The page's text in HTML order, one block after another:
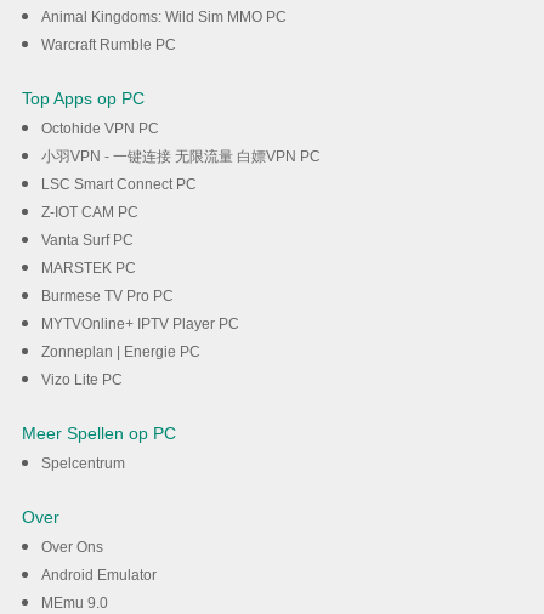
Animal Kingdoms: Wild Sim MMO PC
Warcraft Rumble PC
Top Apps op PC
Octohide VPN PC
小羽VPN - 一键连接 无限流量 白嫖VPN PC
LSC Smart Connect PC
Z-IOT CAM PC
Vanta Surf PC
MARSTEK PC
Burmese TV Pro PC
MYTVOnline+ IPTV Player PC
Zonneplan | Energie PC
Vizo Lite PC
Meer Spellen op PC
Spelcentrum
Over
Over Ons
Android Emulator
MEmu 9.0